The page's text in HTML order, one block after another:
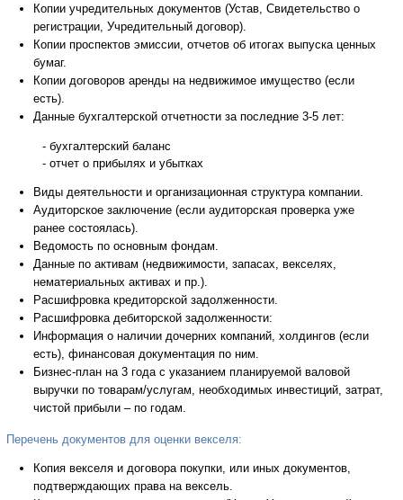
Копии учредительных документов (Устав, Свидетельство о
регистрации, Учредительный договор).
Копии проспектов эмиссии, отчетов об итогах выпуска ценных
бумаг.
Копии договоров аренды на недвижимое имущество (если
есть).
Данные бухгалтерской отчетности за последние 3-5 лет:
- бухгалтерский баланс
- отчет о прибылях и убытках
Виды деятельности и организационная структура компании.
Аудиторское заключение (если аудиторская проверка уже
ранее состоялась).
Ведомость по основным фондам.
Данные по активам (недвижимости, запасах, векселях,
нематериальных активах и пр.).
Расшифровка кредиторской задолженности.
Расшифровка дебиторской задолженности:
Информация о наличии дочерних компаний, холдингов (если
есть), финансовая документация по ним.
Бизнес-план на 3 года с указанием планируемой валовой
выручки по товарам/услугам, необходимых инвестиций, затрат,
чистой прибыли – по годам.
Перечень документов для оценки векселя:
Копия векселя и договора покупки, или иных документов,
подтверждающих права на вексель.